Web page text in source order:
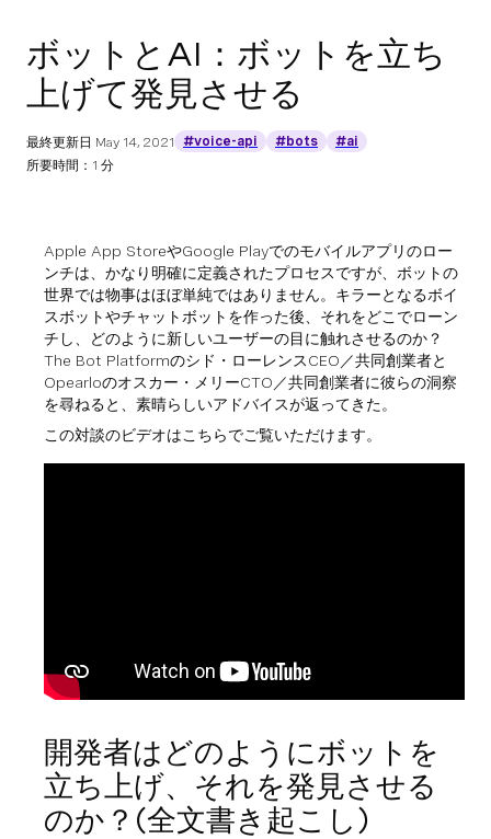
ボットとAI：ボットを立ち
上げて発見させる
最終更新日 May 14, 2021 #voice-api #bots
#ai
所要時間：1 分
Apple App StoreやGoogle Playでのモバイルアプリのロー
ンチは、かなり明確に定義されたプロセスですが、ボットの
世界では物事はほぼ単純ではありません。キラーとなるボイ
スボットやチャットボットを作った後、それをどこでローン
チし、どのように新しいユーザーの目に触れさせるのか？
The Bot Platformのシド・ローレンスCEO／共同創業者と
Opearloのオスカー・メリーCTO／共同創業者に彼らの洞察
を尋ねると、素晴らしいアドバイスが返ってきた。
この対談のビデオはこちらでご覧いただけます。
開発者はどのようにボットを
立ち上げ、それを発見させる
のか？(全文書き起こし)